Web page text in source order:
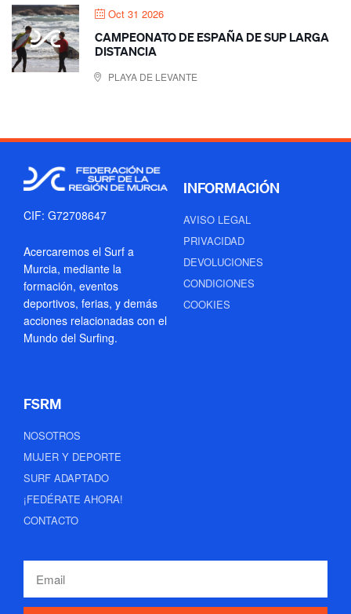
Oct 31 2026
CAMPEONATO DE ESPAÑA DE SUP LARGA
DISTANCIA
PLAYA DE LEVANTE
CIF: G72708647
Acercaremos el Surf a
Murcia, mediante la
formación, eventos
deportivos, ferias, y demás
acciones relacionadas con el
Mundo del Surfing.
INFORMACIÓN
AVISO LEGAL
PRIVACIDAD
DEVOLUCIONES
CONDICIONES
COOKIES
FSRM
NOSOTROS
MUJER Y DEPORTE
SURF ADAPTADO
¡FEDÉRATE AHORA!
CONTACTO